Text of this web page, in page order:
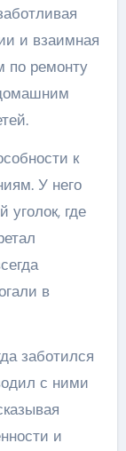
и взаимная
по ремонту
к
У него
где
в
заботился
с ними
и